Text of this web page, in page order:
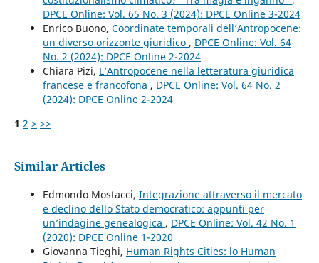
DPCE Online: Vol. 65 No. 3 (2024): DPCE Online 3-2024
Enrico Buono, Coordinate temporali dell’Antropocene:
un diverso orizzonte giuridico , DPCE Online: Vol. 64
No. 2 (2024): DPCE Online 2-2024
Chiara Pizi, L’Antropocene nella letteratura giuridica
francese e francofona , DPCE Online: Vol. 64 No. 2
(2024): DPCE Online 2-2024
1 2 > >>
Similar Articles
Edmondo Mostacci, Integrazione attraverso il mercato
e declino dello Stato democratico: appunti per
un’indagine genealogica , DPCE Online: Vol. 42 No. 1
(2020): DPCE Online 1-2020
Giovanna Tieghi, Human Rights Cities: lo Human